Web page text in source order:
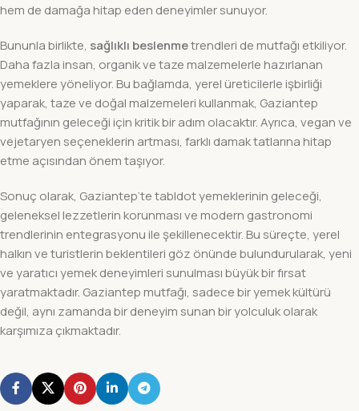
hem de damağa hitap eden deneyimler sunuyor.
Bununla birlikte, sağlıklı beslenmetrendleri de mutfağı etkiliyor.
Daha fazla insan, organik ve taze malzemelerle hazırlanan
yemeklere yöneliyor. Bu bağlamda, yerel üreticilerle işbirliği
yaparak, taze ve doğal malzemeleri kullanmak, Gaziantep
mutfağının geleceği için kritik bir adım olacaktır. Ayrıca, vegan ve
vejetaryen seçeneklerin artması, farklı damak tatlarına hitap
etme açısından önem taşıyor.
Sonuç olarak, Gaziantep’te tabldot yemeklerinin geleceği,
geleneksel lezzetlerin korunması ve modern gastronomi
trendlerinin entegrasyonu ile şekillenecektir. Bu süreçte, yerel
halkın ve turistlerin beklentileri göz önünde bulundurularak, yeni
ve yaratıcı yemek deneyimleri sunulması büyük bir fırsat
yaratmaktadır. Gaziantep mutfağı, sadece bir yemek kültürü
değil, aynı zamanda bir deneyim sunan bir yolculuk olarak
karşımıza çıkmaktadır.